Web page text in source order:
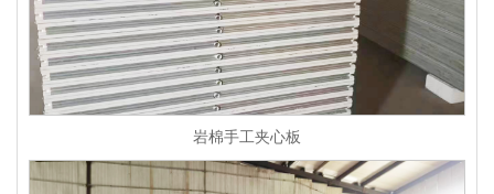
岩棉手工夹心板